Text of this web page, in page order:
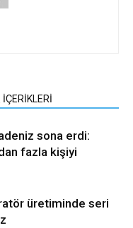
sona erdi:
fazla kişiyi
üretiminde seri